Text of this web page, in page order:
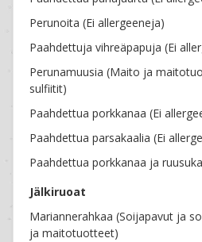
Perunoita (Ei allergeeneja)
Paahdettuja vihreäpapuja (Ei
Perunamuusia (Maito ja
sulfiitit)
Paahdettua porkkanaa (Ei
Paahdettua parsakaalia (Ei
Paahdettua porkkanaa ja
Jälkiruoat
Mariannerahkaa (Soijapavut ja
ja maitotuotteet)